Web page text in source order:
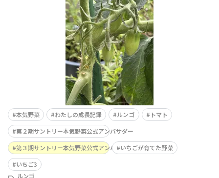
手をかけてあげれなくても育ってくれました😆実は…今
日みたら実ができててびっくり‼️してました🤣ここから、
尻枯れのないように⬆️の液肥を使いこなして行く
本気野菜 わたしの成長記録 ルンゴ
トマト
第２期サントリー本気野菜公式アンバサダー
第３期サントリー本気野菜公式アンバサダーいちごが育てた野菜
いちご3
ルンゴ